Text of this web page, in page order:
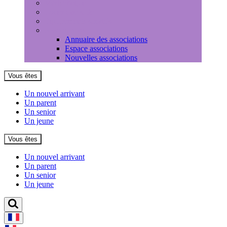
Annuaire des associations
Espace associations
Nouvelles associations
Vous êtes
Un nouvel arrivant
Un parent
Un senior
Un jeune
Vous êtes
Un nouvel arrivant
Un parent
Un senior
Un jeune